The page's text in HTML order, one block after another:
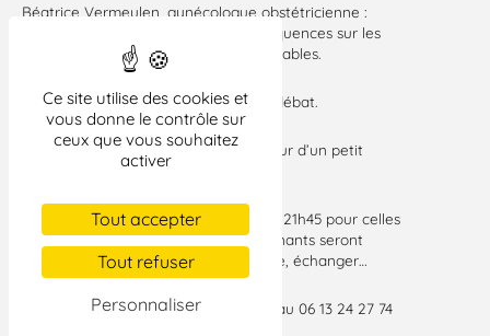
Ce site utilise des cookies et
vous donne le contrôle sur
ceux que vous souhaitez
activer
Tout accepter
Tout refuser
Personnaliser
Béatrice Vermeulen, gynécologue obstétricienne :
pollution environnementale et conséquences sur les
femmes enceintes. Solutions envisageables.
20h : La parole au public. Questions, débat.
20h30 – 21h15 : Verre de l’amitié autour d’un petit
La soirée pourra se prolonger jusqu’à 21h45 pour celles
et ceux qui le souhaitent : les intervenants seront
disponibles pour approfondir, débattre, échanger…
Entrée libre et gratuite, informations au 06 13 24 27 74